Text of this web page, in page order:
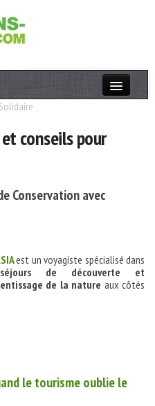
conseils pour
Conservation avec
est un voyagiste spécialisé dans
de découverte et
de la nature aux côtés
le tourisme oublie le